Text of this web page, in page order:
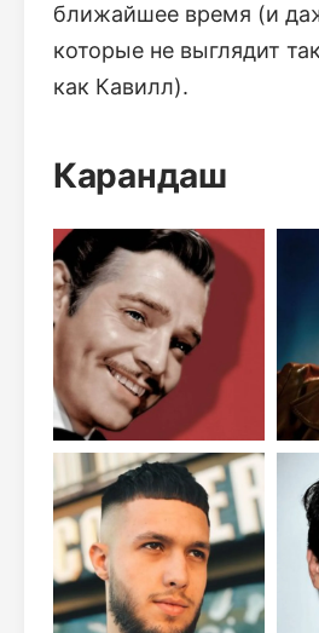
ближайшее время (и
которые не выглядит
как Кавилл).
Карандаш